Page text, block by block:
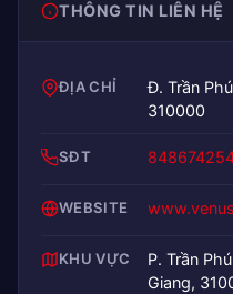
THÔNG TIN LIÊN HỆ
ĐỊA CHỈ
Đ. Trần
310000
SĐT
WEBSITE
KHU VỰC
P. Trần
Giang,